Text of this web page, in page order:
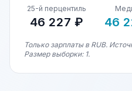
25-й перцентиль
46 227 ₽ 46
Только зарплаты в RUB.
Размер выборки: 1.